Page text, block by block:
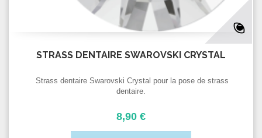
STRASS DENTAIRE SWAROVSKI CRYSTAL
Strass dentaire Swarovski Crystal pour la pose de strass
dentaire.
8,90 €